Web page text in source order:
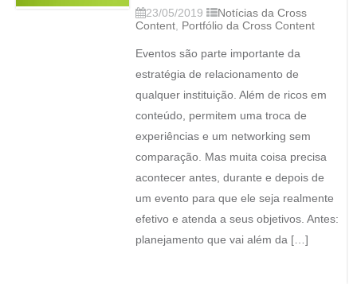
23/05/2019
Notícias da Cross
Content, Portfólio da Cross Content
Eventos são parte importante da
estratégia de relacionamento de
qualquer instituição. Além de ricos em
conteúdo, permitem uma troca de
experiências e um networking sem
comparação. Mas muita coisa precisa
acontecer antes, durante e depois de
um evento para que ele seja realmente
efetivo e atenda a seus objetivos. Antes:
planejamento que vai além da […]